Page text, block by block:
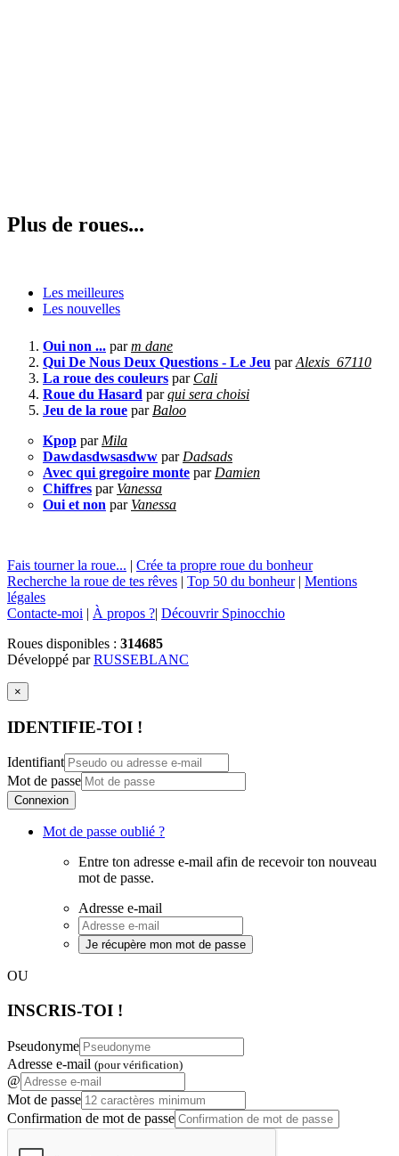
Plus de roues...
Les meilleures
Les nouvelles
Oui non ... parm dane
Qui De Nous Deux Questions - Le Jeu parAlexis_67110
La roue des couleurs par Cali
Roue du Hasard parqui sera choisi
Jeu de la roue par Baloo
Kpop par Mila
Dawdasdwsasdww par Dadsads
Avec qui gregoire monte par Damien
Chiffres par Vanessa
Oui et non par Vanessa
Fais tourner la roue... | Crée ta propre roue du bonheur
Recherche la roue de tes rêves | Top 50 du bonheur| Mentions
légales
Contacte-moi | À propos ?| Découvrir Spinocchio
Roues disponibles : 314685
Développé parRUSSEBLANC
×
IDENTIFIE-TOI !
Identifiant
Mot de passe
Connexion
Mot de passe oublié ?
Entre ton adresse e-mail afin de recevoir ton nouveau
mot de passe.
Adresse e-mail
Je récupère mon mot de passe
OU
INSCRIS-TOI !
Pseudonyme
Adresse e-mail (pour vérification)
@
Mot de passe
Confirmation de mot de passe